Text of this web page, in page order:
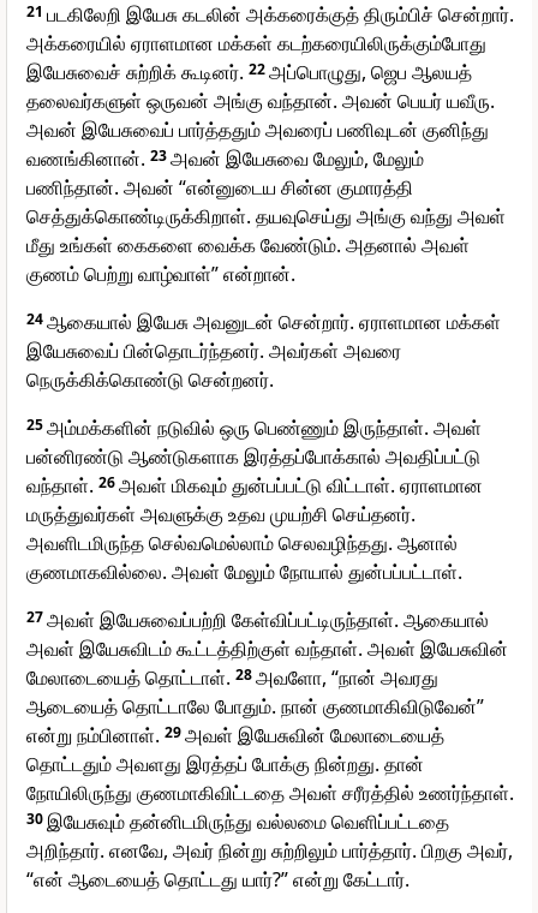
21 படகிலேறி இயேசு கடலின் அக்கரைக்குத் திரும்பிச் சென்றார்.
அக்கரையில் ஏராளமான மக்கள் கடற்கரையிலிருக்கும்போது
இயேசுவைச் சுற்றிக் கூடினர். 22அப்பொழுது, ஜெப ஆலயத்
தலைவர்களுள் ஒருவன் அங்கு வந்தான். அவன் பெயர் யவீரு.
அவன் இயேசுவைப் பார்த்ததும் அவரைப் பணிவுடன் குனிந்து
வணங்கினான். 23அவன் இயேசுவை மேலும், மேலும்
பணிந்தான். அவன் “என்னுடைய சின்ன குமாரத்தி
செத்துக்கொண்டிருக்கிறாள். தயவுசெய்து அங்கு வந்து அவள்
மீது உங்கள் கைகளை வைக்க வேண்டும். அதனால் அவள்
குணம் பெற்று வாழ்வாள்” என்றான்.
24ஆகையால் இயேசு அவனுடன் சென்றார். ஏராளமான மக்கள்
இயேசுவைப் பின்தொடர்ந்தனர். அவர்கள் அவரை
நெருக்கிக்கொண்டு சென்றனர்.
25அம்மக்களின் நடுவில் ஒரு பெண்ணும் இருந்தாள். அவள்
பன்னிரண்டு ஆண்டுகளாக இரத்தப்போக்கால் அவதிப்பட்டு
வந்தாள். 26அவள் மிகவும் துன்பப்பட்டு விட்டாள். ஏராளமான
மருத்துவர்கள் அவளுக்கு உதவ முயற்சி செய்தனர்.
அவளிடமிருந்த செல்வமெல்லாம் செலவழிந்தது. ஆனால்
குணமாகவில்லை. அவள் மேலும் நோயால் துன்பப்பட்டாள்.
27அவள் இயேசுவைப்பற்றி கேள்விப்பட்டிருந்தாள். ஆகையால்
அவள் இயேசுவிடம் கூட்டத்திற்குள் வந்தாள். அவள் இயேசுவின்
மேலாடையைத் தொட்டாள். 28அவளோ, “நான் அவரது
ஆடையைத் தொட்டாலே போதும். நான் குணமாகிவிடுவேன்”
என்று நம்பினாள். 29அவள் இயேசுவின் மேலாடையைத்
தொட்டதும் அவளது இரத்தப் போக்கு நின்றது. தான்
நோயிலிருந்து குணமாகிவிட்டதை அவள் சரீரத்தில் உணர்ந்தாள்.
30இயேசுவும் தன்னிடமிருந்து வல்லமை வெளிப்பட்டதை
அறிந்தார். எனவே, அவர் நின்று சுற்றிலும் பார்த்தார். பிறகு அவர்,
“என் ஆடையைத் தொட்டது யார்?” என்று கேட்டார்.